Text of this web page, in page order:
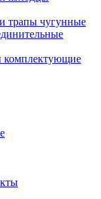
трапы чугунные
комплектующие